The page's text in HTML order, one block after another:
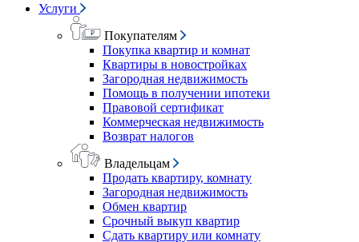
Услуги
Покупателям
Покупка квартир и комнат
Квартиры в новостройках
Загородная недвижимость
Помощь в получении ипотеки
Правовой сертификат
Коммерческая недвижимость
Возврат налогов
Владельцам
Продать квартиру, комнату
Загородная недвижимость
Обмен квартир
Срочный выкуп квартир
Сдать квартиру или комнату